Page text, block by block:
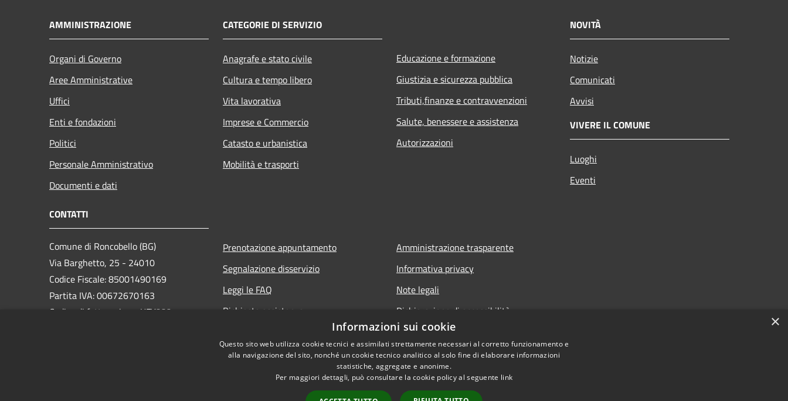
AMMINISTRAZIONE
Organi di Governo
Aree Amministrative
Uffici
Enti e fondazioni
Politici
Personale Amministrativo
Documenti e dati
CATEGORIE DI SERVIZIO
Anagrafe e stato civile
Cultura e tempo libero
Vita lavorativa
Imprese e Commercio
Catasto e urbanistica
Mobilità e trasporti
Educazione e formazione
Giustizia e sicurezza pubblica
Tributi,finanze e contravvenzioni
Salute, benessere e assistenza
Autorizzazioni
NOVITÀ
Notizie
Comunicati
Avvisi
VIVERE IL COMUNE
Luoghi
Eventi
CONTATTI
Comune di Roncobello (BG)
Via Barghetto, 25 - 24010
Codice Fiscale: 85001490169
Partita IVA: 00672670163
Codice di fatturazione: UFY332
Prenotazione appuntamento
Segnalazione disservizio
Leggi le FAQ
Richiesta assistenza
Amministrazione trasparente
Informativa privacy
Note legali
Dichiarazione di accessibilità
×
Informazioni sui cookie
Questo sito web utilizza cookie tecnici e assimilati strettamente necessari al corretto funzionamento e
alla navigazione del sito, nonché un cookie tecnico analitico al solo fine di elaborare informazioni
statistiche, aggregate e anonime.
Per maggiori dettagli, può consultare la cookie policy al seguente link